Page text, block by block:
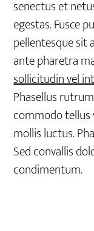
senectus et
egestas. Fusce
pellentesque sit
ante pharetra
sollicitudin vel
Phasellus
commodo tellus
mollis luctus.
Sed convallis
condimentum.